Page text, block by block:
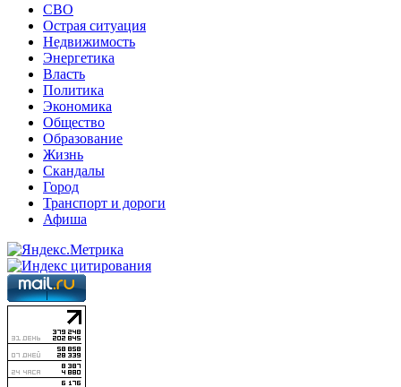
СВО
Острая ситуация
Недвижимость
Энергетика
Власть
Политика
Экономика
Общество
Образование
Жизнь
Скандалы
Город
Транспорт и дороги
Афиша